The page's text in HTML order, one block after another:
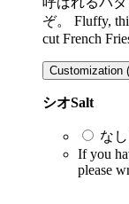
ぞ。
Fluffy,
cut French
Customization
シオSalt
なし
If you
please